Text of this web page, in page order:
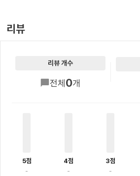
리뷰
리뷰 개수
전체0개
5점
-
4점
-
3점
-